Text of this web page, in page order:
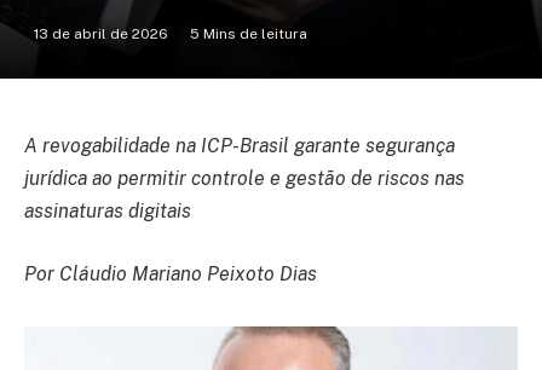
13 de abril de 2026 5 Mins de leitura
A revogabilidade na ICP-Brasil garante segurança
jurídica ao permitir controle e gestão de riscos nas
assinaturas digitais
Por Cláudio Mariano Peixoto Dias